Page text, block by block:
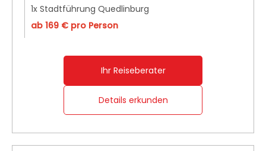
1x Stadtführung Quedlinburg
ab 169 € pro Person
Ihr Reiseberater
Details erkunden